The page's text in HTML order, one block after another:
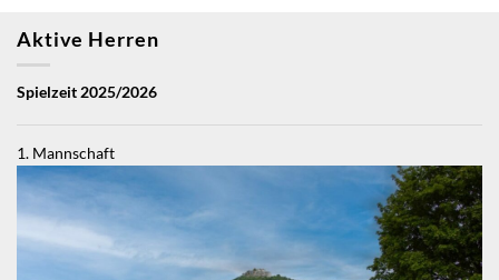
Aktive Herren
Spielzeit 2025/2026
1. Mannschaft